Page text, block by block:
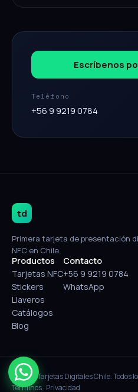
Escríbenos
Teléfono
+56 9 9219 0784
td
Primera tarjeta de presentación
NFC en Chile.
Productos
Tarjetas NFC
Stickers
Llaveros
Catálogos
Blog
Contacto
+56 9 9219 0784
WhatsApp
© 2026 Tarjetas Digitales Chile. Todos
Términos· Privacidad